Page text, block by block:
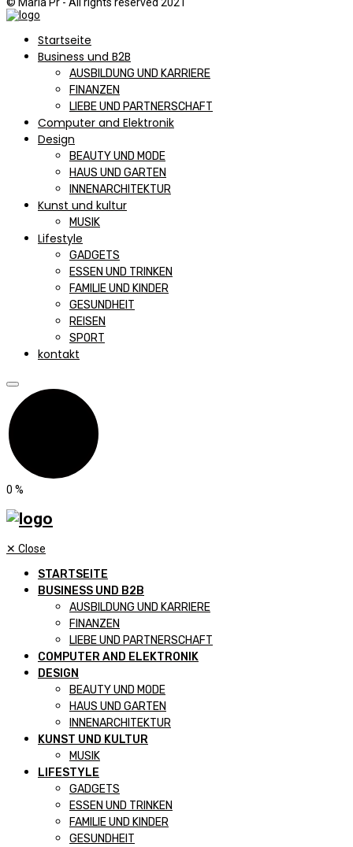
Startseite
Business und B2B
AUSBILDUNG UND KARRIERE
FINANZEN
LIEBE UND PARTNERSCHAFT
Computer and Elektronik
Design
BEAUTY UND MODE
HAUS UND GARTEN
INNENARCHITEKTUR
Kunst und kultur
MUSIK
Lifestyle
GADGETS
ESSEN UND TRINKEN
FAMILIE UND KINDER
GESUNDHEIT
REISEN
SPORT
kontakt
0 %
✕ Close
STARTSEITE
BUSINESS UND B2B
AUSBILDUNG UND KARRIERE
FINANZEN
LIEBE UND PARTNERSCHAFT
COMPUTER AND ELEKTRONIK
DESIGN
BEAUTY UND MODE
HAUS UND GARTEN
INNENARCHITEKTUR
KUNST UND KULTUR
MUSIK
LIFESTYLE
GADGETS
ESSEN UND TRINKEN
FAMILIE UND KINDER
GESUNDHEIT